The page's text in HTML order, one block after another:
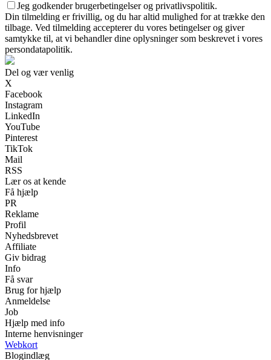
Jeg godkender brugerbetingelser og privatlivspolitik.
Din tilmelding er frivillig, og du har altid mulighed for at trække den
tilbage. Ved tilmelding accepterer du vores betingelser og giver
samtykke til, at vi behandler dine oplysninger som beskrevet i vores
persondatapolitik.
Del og vær venlig
X
Facebook
Instagram
LinkedIn
YouTube
Pinterest
TikTok
Mail
RSS
Lær os at kende
Få hjælp
PR
Reklame
Profil
Nyhedsbrevet
Affiliate
Giv bidrag
Info
Få svar
Brug for hjælp
Anmeldelse
Job
Hjælp med info
Interne henvisninger
Webkort
Blogindlæg